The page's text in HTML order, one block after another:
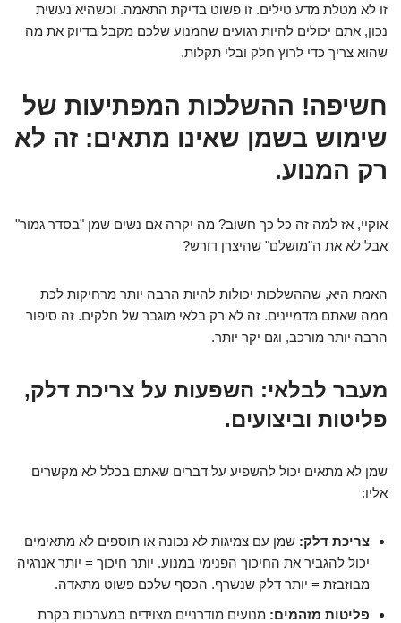
זו לא מטלת מדע טילים. זו פשוט בדיקת התאמה. וכשהיא נעשית
נכון, אתם יכולים להיות רגועים שהמנוע שלכם מקבל בדיוק את מה
שהוא צריך כדי לרוץ חלק ובלי תקלות.
חשיפה! ההשלכות המפתיעות של
שימוש בשמן שאינו מתאים: זה לא
רק המנוע.
אוקיי, אז למה זה כל כך חשוב? מה יקרה אם נשים שמן "בסדר גמור"
אבל לא את ה"מושלם" שהיצרן דורש?
האמת היא, שההשלכות יכולות להיות הרבה יותר מרחיקות לכת
ממה שאתם מדמיינים. זה לא רק בלאי מוגבר של חלקים. זה סיפור
הרבה יותר מורכב, וגם יקר יותר.
מעבר לבלאי: השפעות על צריכת דלק,
פליטות וביצועים.
שמן לא מתאים יכול להשפיע על דברים שאתם בכלל לא מקשרים
אליו:
צריכת דלק: שמן עם צמיגות לא נכונה או תוספים לא מתאימים
יכול להגביר את החיכוך הפנימי במנוע. יותר חיכוך = יותר אנרגיה
מבוזבזת = יותר דלק שנשרף. הכסף שלכם פשוט מתאדה.
פליטות מזהמים: מנועים מודרניים מצוידים במערכות בקרת